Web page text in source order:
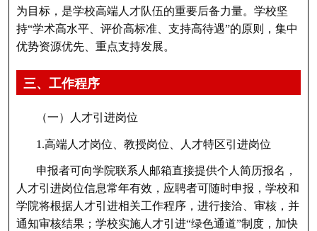
为目标，是学校高端人才队伍的重要后备力量。学校坚
持“学术高水平、评价高标准、支持高待遇”的原则，集中
优势资源优先、重点支持发展。
三、工作程序
（一）人才引进岗位
1.高端人才岗位、教授岗位、人才特区引进岗位
申报者可向学院联系人邮箱直接提供个人简历报名，
人才引进岗位信息常年有效，应聘者可随时申报，学校和
学院将根据人才引进相关工作程序，进行接洽、审核，并
通知审核结果；学校实施人才引进“绿色通道”制度，加快